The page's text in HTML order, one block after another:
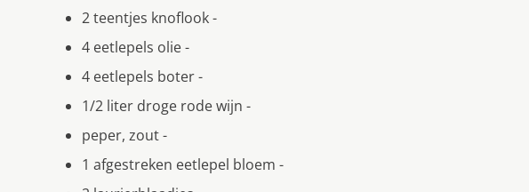
2 teentjes knoflook -
4 eetlepels olie -
4 eetlepels boter -
1/2 liter droge rode wijn -
peper, zout -
1 afgestreken eetlepel bloem -